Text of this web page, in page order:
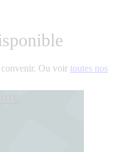
Ou voir toutes nos